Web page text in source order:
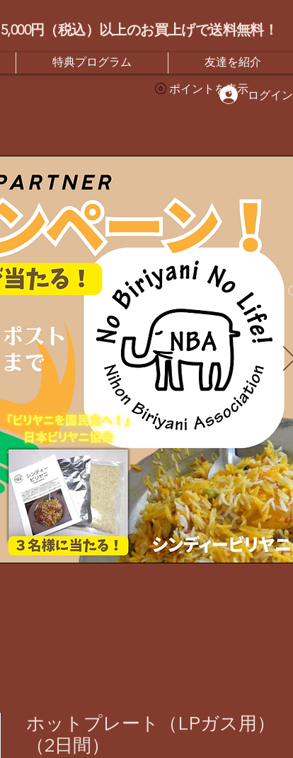
5,000円（税込）以上のお買上げで送料無料！
ログイン
ポイントを表示
特典プログラム 友達を紹介
ホットプレート（LPガス用）
（2日間）